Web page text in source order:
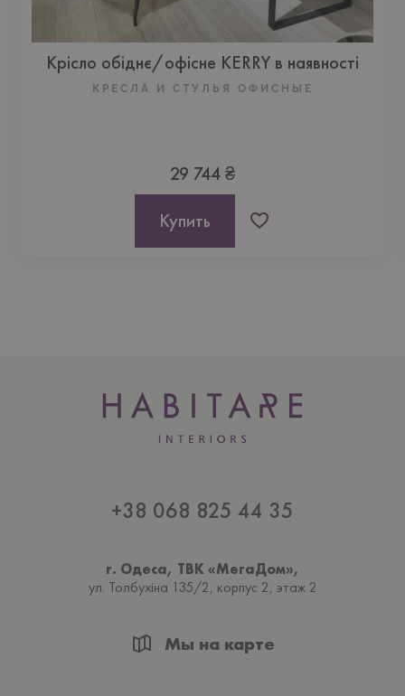
Крісло обіднє/офісне KERRY в наявності
КРЕСЛА И СТУЛЬЯ ОФИСНЫЕ
29 744 ₴
Купить
+38 068 825 44 35
г. Одеса, ТВК «МегаДом»,
ул. Толбухiна 135/2, корпус 2, этаж 2
Мы на карте